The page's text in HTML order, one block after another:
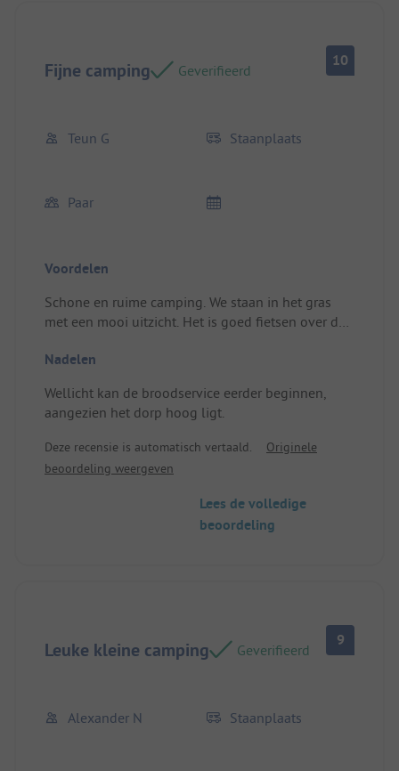
Fijne camping Geverifieerd
10
Teun G Staanplaats
Paar
Voordelen
Schone en ruime camping. We staan in het gras
met een mooi uitzicht. Het is goed fietsen over de
goede verbinding naar de Weissensee. De trein is
Standplaats/Mietunterkunft: Genoeg ruimte.
Nadelen
Wellicht kan de broodservice eerder beginnen,
aangezien het dorp hoog ligt.
Deze recensie is automatisch vertaald.
Originele
beoordeling weergeven
Lees de volledige
beoordeling
Leuke kleine camping Geverifieerd
9
Alexander N Staanplaats